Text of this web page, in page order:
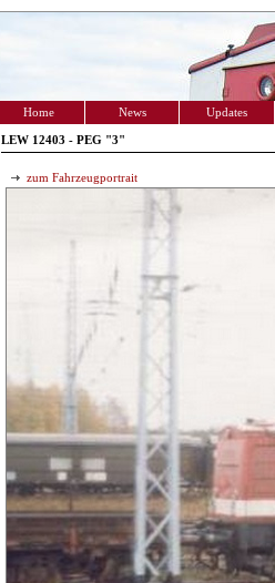
Home News Updates
LEW 12403 - PEG "3"
zum Fahrzeugportrait